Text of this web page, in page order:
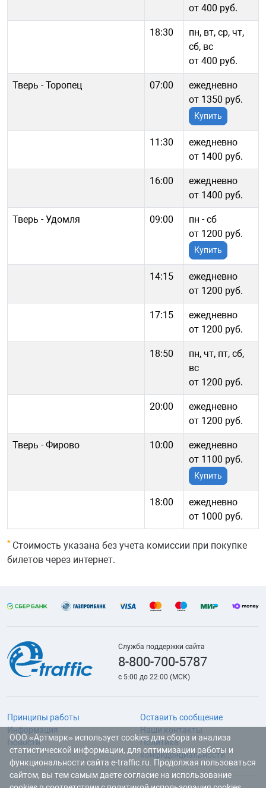
от 400 руб.
18:30
пн, вт, ср, чт,
сб, вс
от 400 руб.
Тверь - Торопец 07:00
ежедневно
от 1350 руб.
Купить
11:30
ежедневно
от 1400 руб.
16:00
ежедневно
от 1400 руб.
Тверь - Удомля 09:00
пн - cб
от 1200 руб.
Купить
14:15
ежедневно
от 1200 руб.
17:15
ежедневно
от 1200 руб.
18:50
пн, чт, пт, сб,
вс
от 1200 руб.
20:00
ежедневно
от 1200 руб.
Тверь - Фирово 10:00
ежедневно
от 1100 руб.
Купить
18:00
ежедневно
от 1000 руб.
*Стоимость указана без учета комиссии при покупке
билетов через интернет.
Служба поддержки сайта
8-800-700-5787
с 5:00 до 22:00 (МСК)
Принципы работы
Информация
Новости
Оставить сообщение
Наши контакты
Политика
конфиденциальности
ООО «Артмарк» использует cookies для сбора и анализа
статистической информации, для оптимизации работы и
функциональности сайта e-traffic.ru. Продолжая пользоваться
сайтом, вы тем самым даете согласие на использование